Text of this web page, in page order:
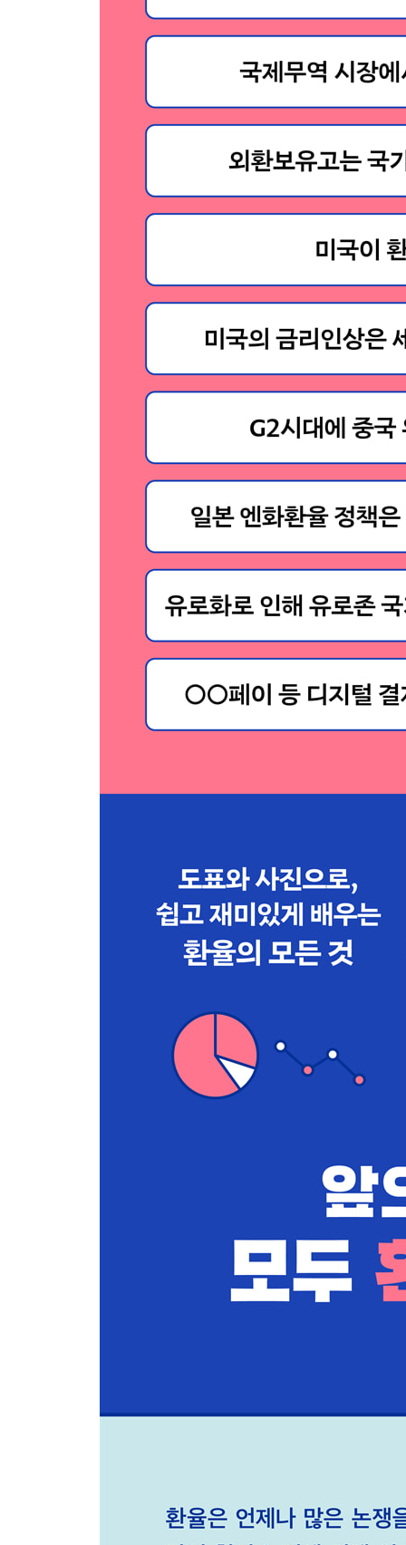
일본의 부활을 끌어낸 슈퍼엔저 정책
엔저를 두고 엇갈리는 이해관계
부의 격차를 더 벌린 유로존의 역설
많은 난제 안고 있는 유로화의 미래
해외여행, 펀드투자… 미리 환전해두는 게 좋을까?
국내 주식을 움직이는 보이지 않는 손, 외국인 투자
해외 증권투자, 일거양득일까 엎친 데 덮친 격일까
환리스크, 피할 방법은 없나
소비자에게 부담을 떠넘기는 고환율정책
비트코인이 기존 화폐를 대체할까